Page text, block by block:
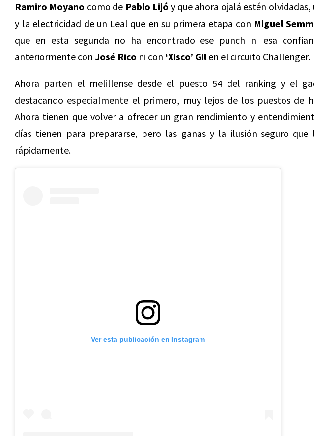
Ramiro Moyano como de Pablo Lijó y que ahora ojalá estén
y la electricidad de un Leal que en su primera etapa con Miguel
que en esta segunda no ha encontrado ese punch ni esa
anteriormente con José Rico ni con ‘Xisco’ Gilen el circuito Challenger.
Ahora parten el melillense desde el puesto 54 del ranking y el
destacando especialmente el primero, muy lejos de los puestos de
Ahora tienen que volver a ofrecer un gran rendimiento y
días tienen para prepararse, pero las ganas y la ilusión seguro que
rápidamente.
Ver esta publicación en Instagram